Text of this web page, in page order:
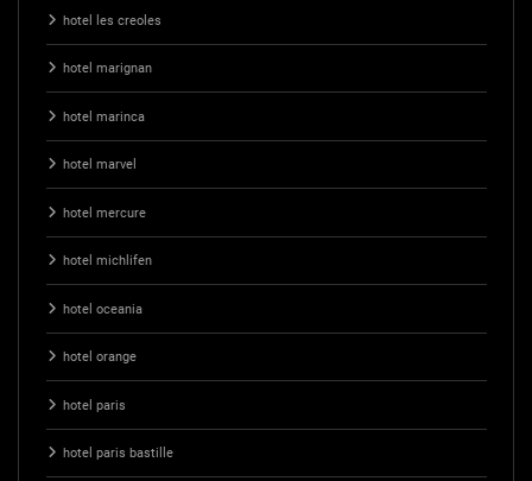
hotel les creoles
hotel marignan
hotel marinca
hotel marvel
hotel mercure
hotel michlifen
hotel oceania
hotel orange
hotel paris
hotel paris bastille